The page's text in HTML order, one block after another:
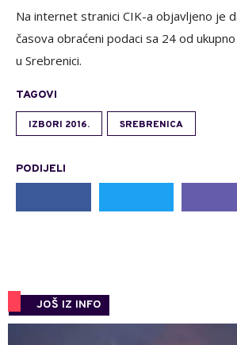
Na internet stranici CIK-a objavljeno je
časova obraćeni podaci sa 24 od
u Srebrenici.
TAGOVI
IZBORI 2016. SREBRENICA
PODIJELI
JOŠ IZ INFO